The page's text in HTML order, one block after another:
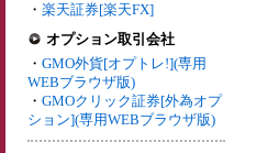
・ 楽天証券[楽天FX]
オプション取引会社
・ GMO外貨[オプトレ!](専用
WEBブラウザ版)
・ GMOクリック証券[外為オプ
ション](専用WEBブラウザ版)